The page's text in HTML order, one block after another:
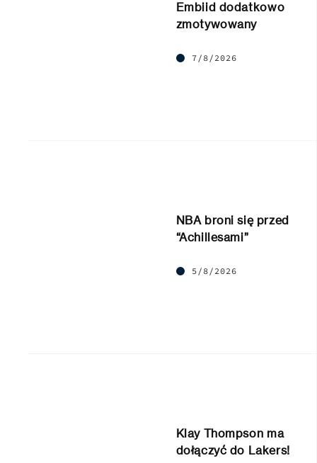
Embiid dodatkowo
zmotywowany
7/8/2026
NBA broni się przed
“Achillesami”
5/8/2026
Klay Thompson ma
dołączyć do Lakers!